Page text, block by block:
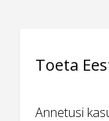
Toeta
Annetusi